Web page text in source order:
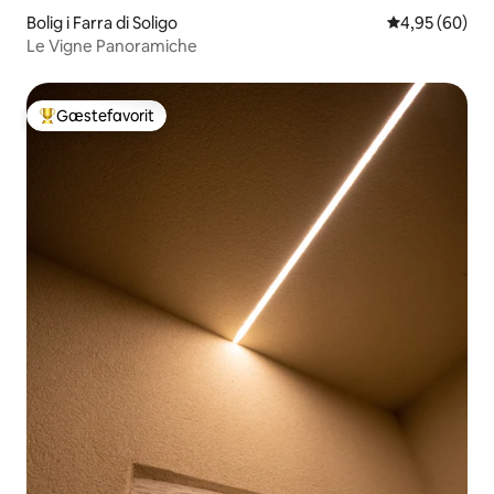
Bolig i Farra di Soligo 4,95 ud af 5 i
4,95 (60)
Le Vigne Panoramiche
Bedste gæstefavorit
Gæstefavorit